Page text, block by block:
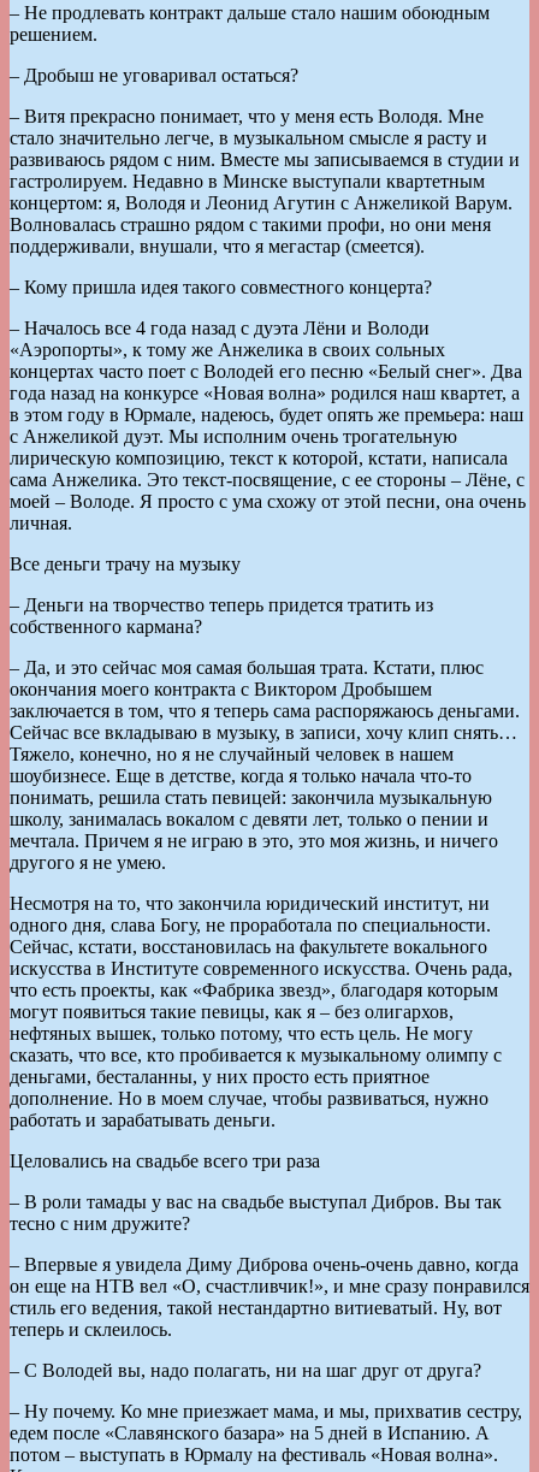
– Не продлевать контракт дальше стало нашим обоюдным
решением.
– Дробыш не уговаривал остаться?
– Витя прекрасно понимает, что у меня есть Володя. Мне
стало значительно легче, в музыкальном смысле я расту и
развиваюсь рядом с ним. Вместе мы записываемся в студии и
гастролируем. Недавно в Минске выступали квартетным
концертом: я, Володя и Леонид Агутин с Анжеликой Варум.
Волновалась страшно рядом с такими профи, но они меня
поддерживали, внушали, что я мегастар (смеется).
– Кому пришла идея такого совместного концерта?
– Началось все 4 года назад с дуэта Лёни и Володи
«Аэропорты», к тому же Анжелика в своих сольных
концертах часто поет с Володей его песню «Белый снег». Два
года назад на конкурсе «Новая волна» родился наш квартет, а
в этом году в Юрмале, надеюсь, будет опять же премьера: наш
с Анжеликой дуэт. Мы исполним очень трогательную
лирическую композицию, текст к которой, кстати, написала
сама Анжелика. Это текст-посвящение, с ее стороны – Лёне, с
моей – Володе. Я просто с ума схожу от этой песни, она очень
личная.
Все деньги трачу на музыку
– Деньги на творчество теперь придется тратить из
собственного кармана?
– Да, и это сейчас моя самая большая трата. Кстати, плюс
окончания моего контракта с Виктором Дробышем
заключается в том, что я теперь сама распоряжаюсь деньгами.
Сейчас все вкладываю в музыку, в записи, хочу клип снять…
Тяжело, конечно, но я не случайный человек в нашем
шоубизнесе. Еще в детстве, когда я только начала что-то
понимать, решила стать певицей: закончила музыкальную
школу, занималась вокалом с девяти лет, только о пении и
мечтала. Причем я не играю в это, это моя жизнь, и ничего
другого я не умею.
Несмотря на то, что закончила юридический институт, ни
одного дня, слава Богу, не проработала по специальности.
Сейчас, кстати, восстановилась на факультете вокального
искусства в Институте современного искусства. Очень рада,
что есть проекты, как «Фабрика звезд», благодаря которым
могут появиться такие певицы, как я – без олигархов,
нефтяных вышек, только потому, что есть цель. Не могу
сказать, что все, кто пробивается к музыкальному олимпу с
деньгами, бесталанны, у них просто есть приятное
дополнение. Но в моем случае, чтобы развиваться, нужно
работать и зарабатывать деньги.
Целовались на свадьбе всего три раза
– В роли тамады у вас на свадьбе выступал Дибров. Вы так
тесно с ним дружите?
– Впервые я увидела Диму Диброва очень-очень давно, когда
он еще на НТВ вел «О, счастливчик!», и мне сразу понравился
стиль его ведения, такой нестандартно витиеватый. Ну, вот
теперь и склеилось.
– С Володей вы, надо полагать, ни на шаг друг от друга?
– Ну почему. Ко мне приезжает мама, и мы, прихватив сестру,
едем после «Славянского базара» на 5 дней в Испанию. А
потом – выступать в Юрмалу на фестиваль «Новая волна».